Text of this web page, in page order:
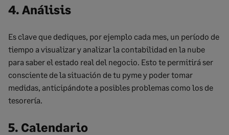
4. Análisis
Es clave que dediques, por ejemplo cada mes, un período de
tiempo a visualizar y analizar la contabilidad en la nube
para saber el estado real del negocio. Esto te permitirá ser
consciente de la situación de tu pyme y poder tomar
medidas, anticipándote a posibles problemas como los de
tesorería.
5. Calendario